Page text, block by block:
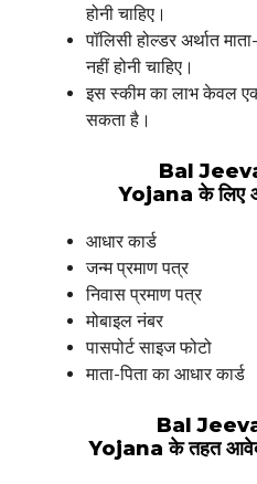
होनी चाहिए।
पॉलिसी होल्डर अर्थात
नहीं होनी चाहिए।
इस स्कीम का लाभ केवल एक
सकता है।
Bal
Yojana के लिए
आधार कार्ड
जन्म प्रमाण पत्र
निवास प्रमाण पत्र
मोबाइल नंबर
पासपोर्ट साइज फोटो
माता-पिता का आधार कार्ड
Bal
Yojana के तहत